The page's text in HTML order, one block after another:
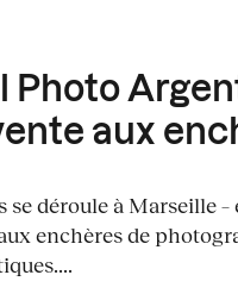
Photo
aux
se déroule à Marseille –
enchères de